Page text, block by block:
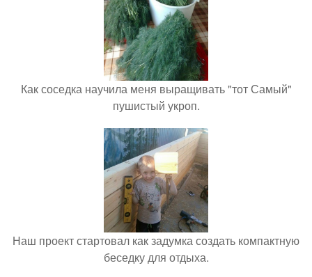
Как соседка научила меня выращивать "тот Самый"
пушистый укроп.
Наш проект стартовал как задумка создать компактную
беседку для отдыха.